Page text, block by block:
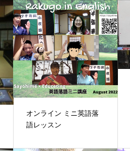
オンライン ミニ英語落
語レッスン